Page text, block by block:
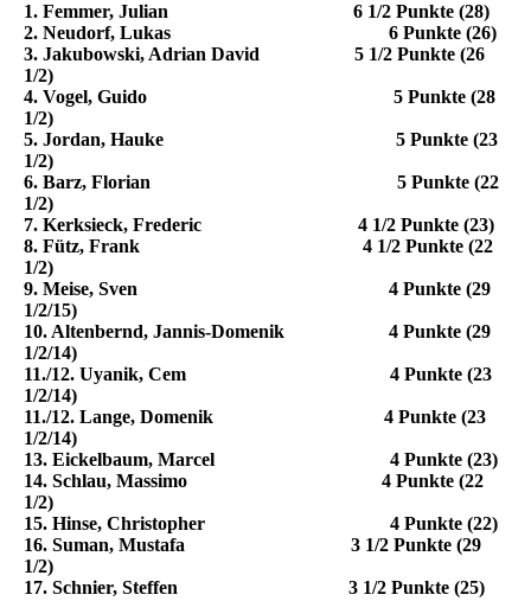
1. Femmer, Julian 6 1/2 Punkte (28)
2. Neudorf, Lukas 6 Punkte (26)
3. Jakubowski, Adrian David 5 1/2 Punkte (26
1/2)
4. Vogel, Guido 5 Punkte (28
1/2)
5. Jordan, Hauke 5 Punkte (23
1/2)
6. Barz, Florian 5 Punkte (22
1/2)
7. Kerksieck, Frederic 4 1/2 Punkte (23)
8. Fütz, Frank 4 1/2 Punkte (22
1/2)
9. Meise, Sven 4 Punkte (29
1/2/15)
10. Altenbernd, Jannis-Domenik 4 Punkte (29
1/2/14)
11./12. Uyanik, Cem 4 Punkte (23
1/2/14)
11./12. Lange, Domenik 4 Punkte (23
1/2/14)
13. Eickelbaum, Marcel 4 Punkte (23)
14. Schlau, Massimo 4 Punkte (22
1/2)
15. Hinse, Christopher 4 Punkte (22)
16. Suman, Mustafa 3 1/2 Punkte (29
1/2)
17. Schnier, Steffen 3 1/2 Punkte (25)